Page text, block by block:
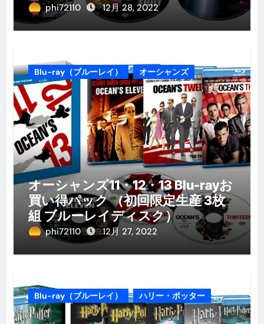
phi72110 12月 28, 2022
Blu-ray（ブルーレイ） オーシャンズ
オーシャンズ11・12・13 Blu-rayお
買い得パック （初回限定生産 3枚
組 ブルーレイディスク）
phi72110 12月 27, 2022
Blu-ray（ブルーレイ） ハリー・ポッター